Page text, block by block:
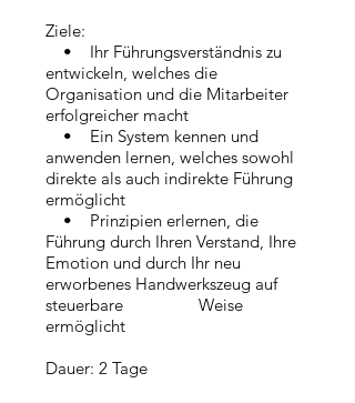
Ziele:
• Ihr Führungsverständnis zu
entwickeln, welches die
Organisation und die Mitarbeiter
erfolgreicher macht
• Ein System kennen und
anwenden lernen, welches sowohl
direkte als auch indirekte Führung
ermöglicht
• Prinzipien erlernen, die
Führung durch Ihren Verstand, Ihre
Emotion und durch Ihr neu
erworbenes Handwerkszeug auf
steuerbare Weise
ermöglicht
Dauer: 2 Tage